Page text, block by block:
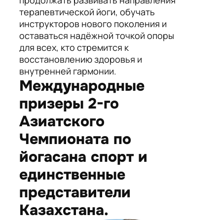
терапевтической йоги, обучать
инструкторов нового поколения и
оставаться надёжной точкой опоры
для всех, кто стремится к
восстановлению здоровья и
внутренней гармонии.
Международные
призеры 2-го
Азиатского
Чемпионата по
йогасана спорт и
единственные
представители
Казахстана.